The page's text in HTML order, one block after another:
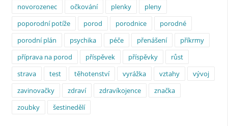
novorozenec
očkování plenky
pleny
poporodní potíže
porod porodnice
porodné
porodní plán
psychika péče přenášení
příkrmy
příprava na porod
příspěvek příspěvky
růst
strava
test těhotenství vyrážka vztahy
vývoj
zavinovačky
zdraví zdravíkojence
značka
zoubky
šestinedělí